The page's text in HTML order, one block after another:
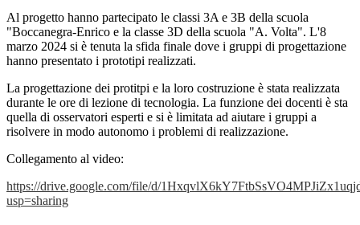
Al progetto hanno partecipato le classi 3A e 3B della scuola
"Boccanegra-Enrico e la classe 3D della scuola "A. Volta". L'8
marzo 2024 si è tenuta la sfida finale dove i gruppi di progettazione
hanno presentato i prototipi realizzati.
La progettazione dei protitpi e la loro costruzione è stata realizzata
durante le ore di lezione di tecnologia. La funzione dei docenti è sta
quella di osservatori esperti e si è limitata ad aiutare i gruppi a
risolvere in modo autonomo i problemi di realizzazione.
Collegamento al video:
https://drive.google.com/file/d/
usp=sharing